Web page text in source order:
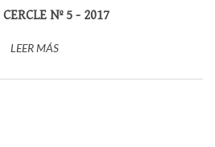
Nº 5 - 2017
LEER MÁS